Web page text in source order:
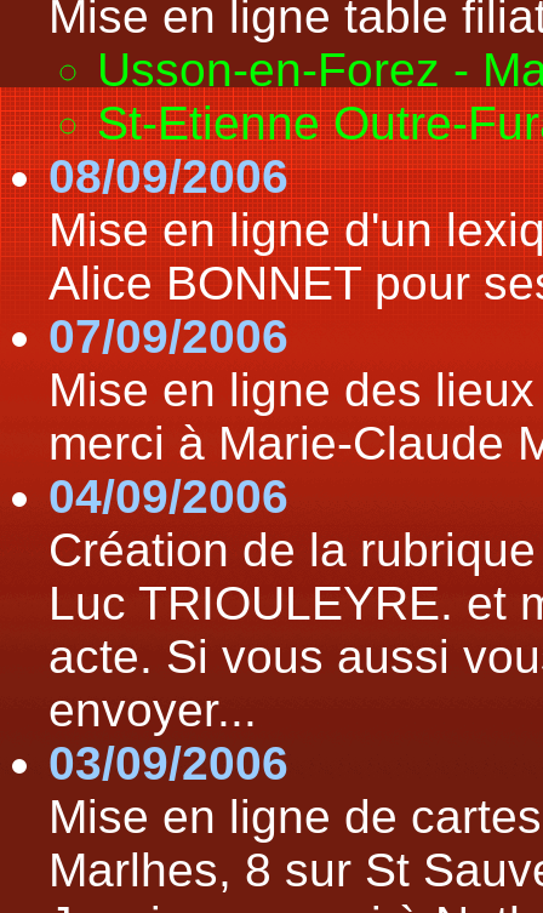
Mise en ligne table
Usson-en-Forez -
St-Etienne Outre-
08/09/2006
Mise en ligne d'un
Alice BONNET pour
07/09/2006
Mise en ligne des
merci à Marie-Claude
04/09/2006
Création de la
Luc TRIOULEYRE. et
acte. Si vous aussi
envoyer...
03/09/2006
Mise en ligne de
Marlhes, 8 sur St